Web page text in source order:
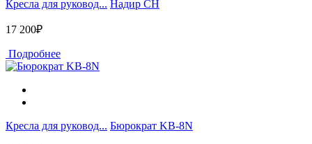
Кресла для руковод... Надир CH
17 200₽
Подробнее
Кресла для руковод... Бюрократ KB-8N